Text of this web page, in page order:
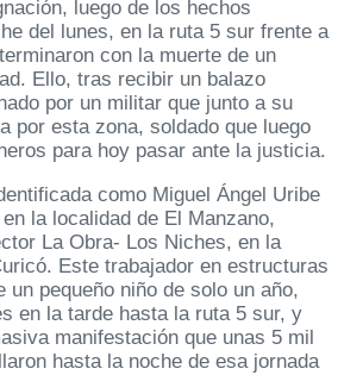
luego de los hechos
del lunes, en la ruta 5 sur frente a
con la muerte de un
Ello, tras recibir un balazo
por un militar que junto a su
por esta zona, soldado que luego
para hoy pasar ante la justicia.
como Miguel Ángel Uribe
la localidad de El Manzano,
La Obra- Los Niches, en la
Este trabajador en estructuras
un pequeño niño de solo un año,
en la tarde hasta la ruta 5 sur, y
manifestación que unas 5 mil
hasta la noche de esa jornada